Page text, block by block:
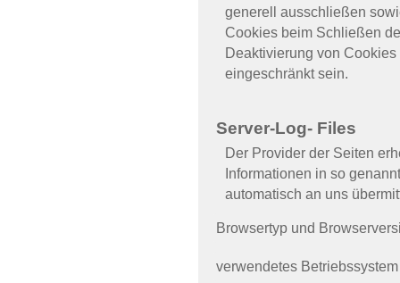
generell ausschließen
Cookies beim Schließen
Deaktivierung von
eingeschränkt sein.
Server-Log- Files
Der Provider der Seiten
Informationen in so
automatisch an uns
Browsertyp und
verwendetes Betriebssystem